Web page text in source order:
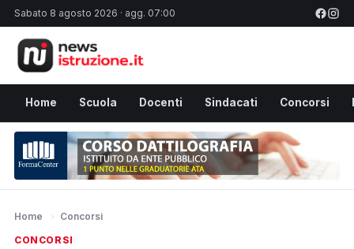
Sabato 8 agosto 2026 · agg. 07:00
Home Scuola Docenti Sindacati Concorsi
Home › Concorsi
CONCORSI